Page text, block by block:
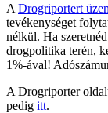
A Drogriportert
tevékenységet
nélkül. Ha
drogpolitika terén,
1%-ával!
A Drogriporter
pedig itt.